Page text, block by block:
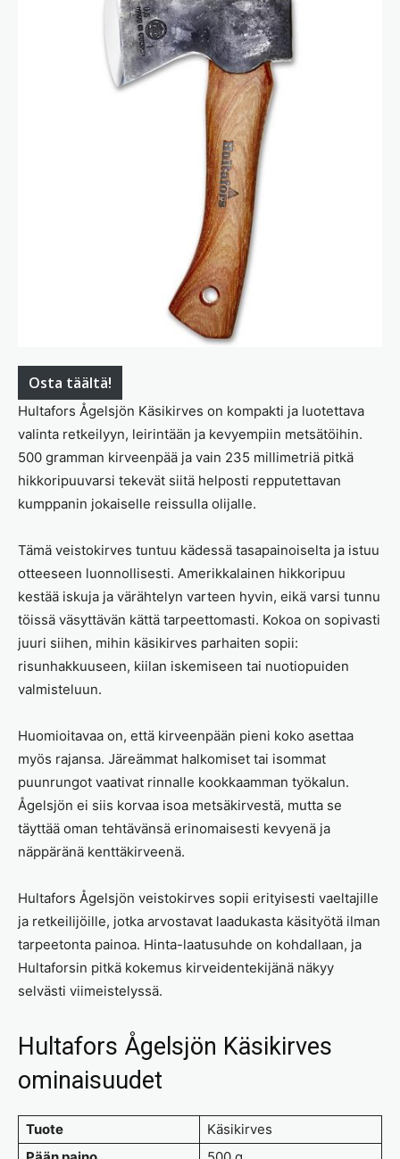
Osta täältä!
Hultafors Ågelsjön Käsikirves on kompakti ja luotettava
valinta retkeilyyn, leirintään ja kevyempiin metsätöihin.
500 gramman kirveenpää ja vain 235 millimetriä pitkä
hikkoripuuvarsi tekevät siitä helposti repputettavan
kumppanin jokaiselle reissulla olijalle.
Tämä veistokirves tuntuu kädessä tasapainoiselta ja istuu
otteeseen luonnollisesti. Amerikkalainen hikkoripuu
kestää iskuja ja värähtelyn varteen hyvin, eikä varsi tunnu
töissä väsyttävän kättä tarpeettomasti. Kokoa on sopivasti
juuri siihen, mihin käsikirves parhaiten sopii:
risunhakkuuseen, kiilan iskemiseen tai nuotiopuiden
valmisteluun.
Huomioitavaa on, että kirveenpään pieni koko asettaa
myös rajansa. Järeämmat halkomiset tai isommat
puunrungot vaativat rinnalle kookkaamman työkalun.
Ågelsjön ei siis korvaa isoa metsäkirvestä, mutta se
täyttää oman tehtävänsä erinomaisesti kevyenä ja
näppäränä kenttäkirveenä.
Hultafors Ågelsjön veistokirves sopii erityisesti vaeltajille
ja retkeilijöille, jotka arvostavat laadukasta käsityötä ilman
tarpeetonta painoa. Hinta-laatusuhde on kohdallaan, ja
Hultaforsin pitkä kokemus kirveidentekijänä näkyy
selvästi viimeistelyssä.
Hultafors Ågelsjön Käsikirves
ominaisuudet
Tuote
Käsikirves